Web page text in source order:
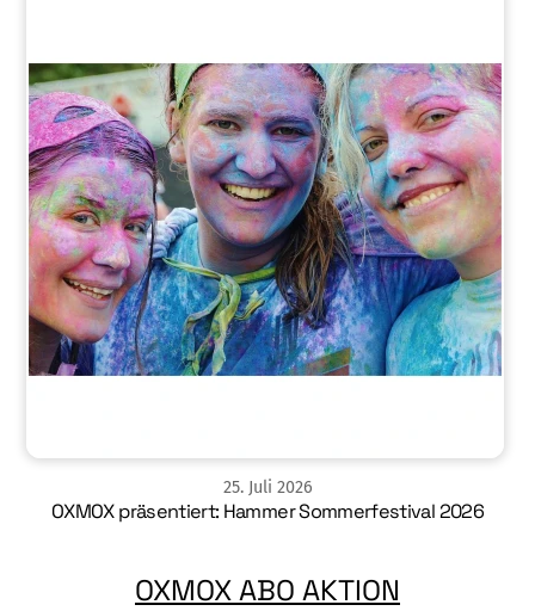
25. Juli 2026
OXMOX präsentiert: Hammer Sommerfestival 2026
OXMOX ABO AKTION